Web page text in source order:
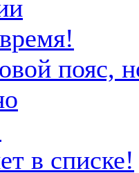
пояс,
в списке!